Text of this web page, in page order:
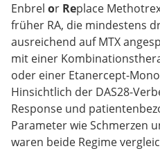
Enbrel or Replace
früher RA, die mindestens
ausreichend auf MTX
mit einer
oder einer Etanercept-
Hinsichtlich der DAS28-
Response und
Parameter wie Schmerzen
waren beide Regime